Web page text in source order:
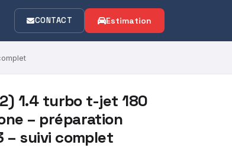
CONTACT Estimation
1.4 turbo t-jet 180
– préparation
suivi complet